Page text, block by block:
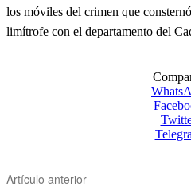
los móviles del crimen que
limítrofe con el departamento del
Artículo anterior